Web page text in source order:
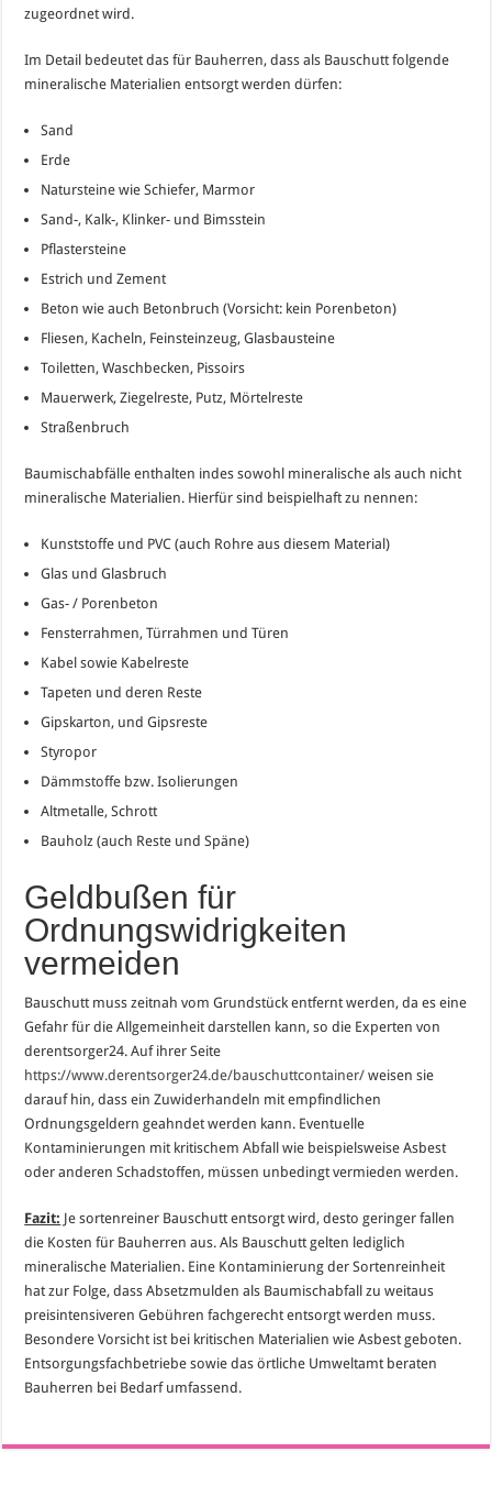
zugeordnet wird.
Im Detail bedeutet das für Bauherren, dass als Bauschutt folgende
mineralische Materialien entsorgt werden dürfen:
Sand
Erde
Natursteine wie Schiefer, Marmor
Sand-, Kalk-, Klinker- und Bimsstein
Pflastersteine
Estrich und Zement
Beton wie auch Betonbruch (Vorsicht: kein Porenbeton)
Fliesen, Kacheln, Feinsteinzeug, Glasbausteine
Toiletten, Waschbecken, Pissoirs
Mauerwerk, Ziegelreste, Putz, Mörtelreste
Straßenbruch
Baumischabfälle enthalten indes sowohl mineralische als auch nicht
mineralische Materialien. Hierfür sind beispielhaft zu nennen:
Kunststoffe und PVC (auch Rohre aus diesem Material)
Glas und Glasbruch
Gas- / Porenbeton
Fensterrahmen, Türrahmen und Türen
Kabel sowie Kabelreste
Tapeten und deren Reste
Gipskarton, und Gipsreste
Styropor
Dämmstoffe bzw. Isolierungen
Altmetalle, Schrott
Bauholz (auch Reste und Späne)
Geldbußen für
Ordnungswidrigkeiten
vermeiden
Bauschutt muss zeitnah vom Grundstück entfernt werden, da es eine
Gefahr für die Allgemeinheit darstellen kann, so die Experten von
derentsorger24. Auf ihrer Seite
https://www.derentsorger24.de/bauschuttcontainer/ weisen sie
darauf hin, dass ein Zuwiderhandeln mit empfindlichen
Ordnungsgeldern geahndet werden kann. Eventuelle
Kontaminierungen mit kritischem Abfall wie beispielsweise Asbest
oder anderen Schadstoffen, müssen unbedingt vermieden werden.
Fazit: Je sortenreiner Bauschutt entsorgt wird, desto geringer fallen
die Kosten für Bauherren aus. Als Bauschutt gelten lediglich
mineralische Materialien. Eine Kontaminierung der Sortenreinheit
hat zur Folge, dass Absetzmulden als Baumischabfall zu weitaus
preisintensiveren Gebühren fachgerecht entsorgt werden muss.
Besondere Vorsicht ist bei kritischen Materialien wie Asbest geboten.
Entsorgungsfachbetriebe sowie das örtliche Umweltamt beraten
Bauherren bei Bedarf umfassend.